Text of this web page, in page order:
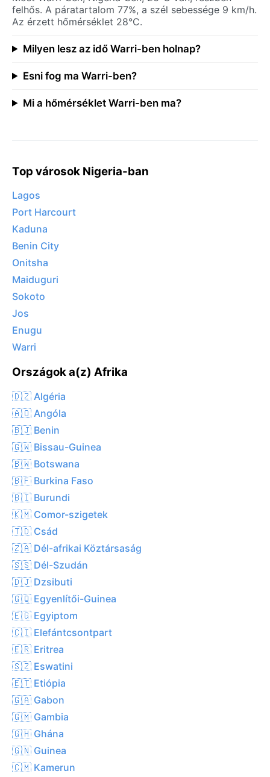
felhős. A páratartalom 77%, a szél sebessége 9 km/h.
Az érzett hőmérséklet 28°C.
Milyen lesz az idő Warri-ben holnap?
Esni fog ma Warri-ben?
Mi a hőmérséklet Warri-ben ma?
Top városok Nigeria-ban
Lagos
Port Harcourt
Kaduna
Benin City
Onitsha
Maiduguri
Sokoto
Jos
Enugu
Warri
Országok a(z) Afrika
🇩🇿 Algéria
🇦🇴 Angóla
🇧🇯 Benin
🇬🇼 Bissau-Guinea
🇧🇼 Botswana
🇧🇫 Burkina Faso
🇧🇮 Burundi
🇰🇲 Comor-szigetek
🇹🇩 Csád
🇿🇦 Dél-afrikai Köztársaság
🇸🇸 Dél-Szudán
🇩🇯 Dzsibuti
🇬🇶 Egyenlítői-Guinea
🇪🇬 Egyiptom
🇨🇮 Elefántcsontpart
🇪🇷 Eritrea
🇸🇿 Eswatini
🇪🇹 Etiópia
🇬🇦 Gabon
🇬🇲 Gambia
🇬🇭 Ghána
🇬🇳 Guinea
🇨🇲 Kamerun